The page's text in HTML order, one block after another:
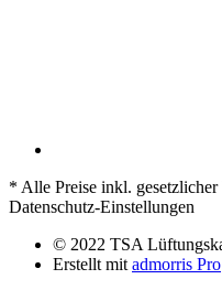
* Alle Preise inkl.
Datenschutz-Einstellungen
© 2022 TSA
Erstellt mit admorris Pro